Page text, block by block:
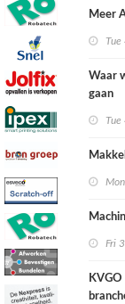
Meer
Tue
Waar
gaan
Tue
Fri
KVGO